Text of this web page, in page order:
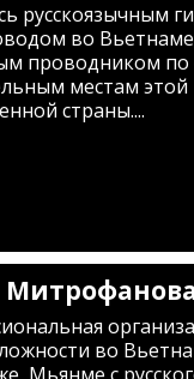
русскоязычным
во
проводником
местам этой
страны....
во